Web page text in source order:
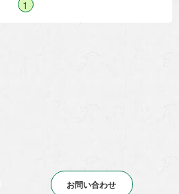
1
お問い合わせ